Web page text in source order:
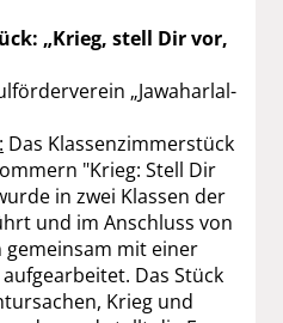
„Krieg, stell Dir vor,
„Jawaharlal-
Das Klassenzimmerstück
"Krieg: Stell Dir
in zwei Klassen der
und im Anschluss von
mit einer
Das Stück
Krieg und